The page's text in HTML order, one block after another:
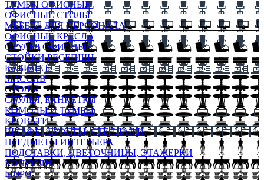
ТУМБЫ ОФИСНЫЕ
ОФИСНЫЕ СТОЛЫ
МЕБЕЛЬ ДЛЯ ПЕРСОНАЛА
ОФИСНЫЕ КРЕСЛА
СТУЛЬЯ ОФИСНЫЕ
СТОЙКИ РЕСЕПШН
КАБИНЕТ
МАССИВ
СТОЛЫ
СТУЛЬЯ, БАНКЕТКИ
КОМОДЫ И ТУМБЫ
КРОВАТИ
ШКАФЫ, БУФЕТЫ, СТЕЛЛАЖИ
ПРЕДМЕТЫ ИНТЕРЬЕРА
ПОДСТАВКИ, ЦВЕТОЧНИЦЫ, ЭТАЖЕРКИ
КОНСОЛИ
БЮРО